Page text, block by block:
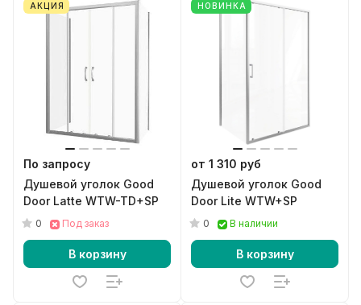
АКЦИЯ
По запросу
Душевой уголок Good
Door Latte WTW-TD+SP
0 Под заказ
В корзину
НОВИНКА
от 1 310 руб
Душевой уголок Good
Door Lite WTW+SP
0 В наличии
В корзину